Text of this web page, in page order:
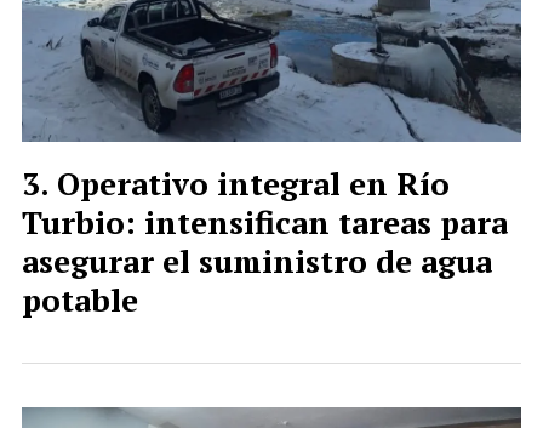
Operativo integral en Río
Turbio: intensifican tareas para
asegurar el suministro de agua
potable